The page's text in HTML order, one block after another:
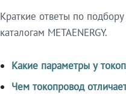
Краткие ответы по
каталогам METAENERGY.
Какие параметры у
Чем токопровод